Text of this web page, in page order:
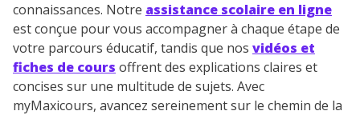
connaissances. Notre assistance scolaire en ligne
est conçue pour vous accompagner à chaque étape de
votre parcours éducatif, tandis que nos vidéos et
fiches de cours offrent des explications claires et
concises sur une multitude de sujets. Avec
myMaxicours, avancez sereinement sur le chemin de la